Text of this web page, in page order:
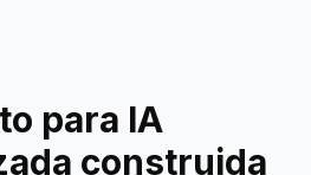
para IA
construida